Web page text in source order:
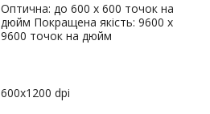
Оптична: до 600 x 600 точок на
дюйм Покращена якість: 9600 x
9600 точок на дюйм
600х1200 dpi